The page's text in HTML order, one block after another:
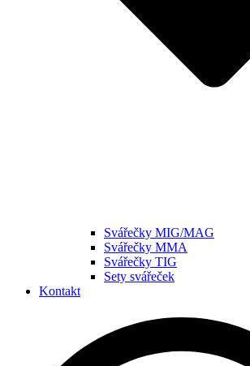
Svářečky MIG/MAG
Svářečky MMA
Svářečky TIG
Sety svářeček
Kontakt